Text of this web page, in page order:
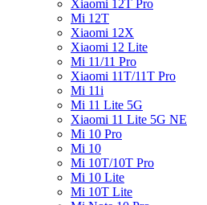
Xiaomi 12T Pro
Mi 12T
Xiaomi 12X
Xiaomi 12 Lite
Mi 11/11 Pro
Xiaomi 11T/11T Pro
Mi 11i
Mi 11 Lite 5G
Xiaomi 11 Lite 5G NE
Mi 10 Pro
Mi 10
Mi 10T/10T Pro
Mi 10 Lite
Mi 10T Lite